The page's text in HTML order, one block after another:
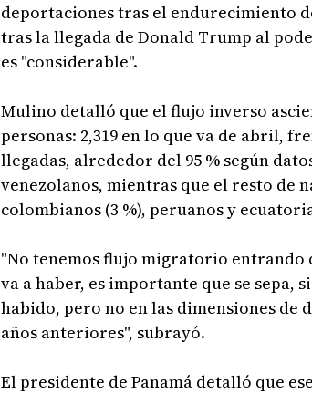
deportaciones tras el endurecimiento
tras la llegada de Donald Trump al
es "considerable".
Mulino detalló que el flujo inverso
personas: 2,319 en lo que va de abril,
llegadas, alrededor del 95 % según
venezolanos, mientras que el resto de
colombianos (3 %), peruanos y
"No tenemos flujo migratorio entrando
va a haber, es importante que se sepa,
habido, pero no en las dimensiones de
años anteriores", subrayó.
El presidente de Panamá detalló que